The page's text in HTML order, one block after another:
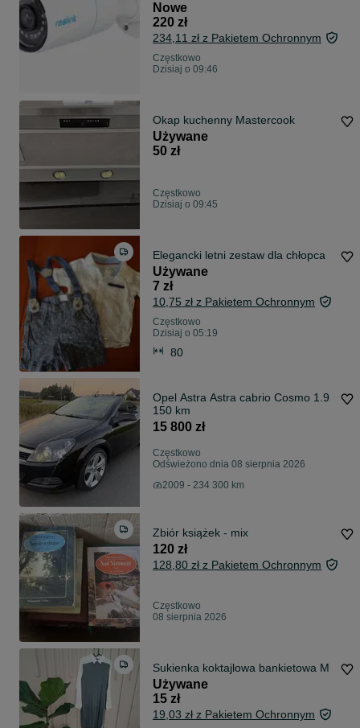
Nowe
220 zł
234,11 zł z Pakietem Ochronnym
Częstkowo
Dzisiaj o 09:46
Okap kuchenny Mastercook
Używane
50 zł
Częstkowo
Dzisiaj o 09:45
Elegancki letni zestaw dla chłopca
Używane
7 zł
10,75 zł z Pakietem Ochronnym
Częstkowo
Dzisiaj o 05:19
80
Opel Astra Astra cabrio Cosmo 1.9
150 km
15 800 zł
Częstkowo
Odświeżono dnia 08 sierpnia 2026
2009 - 234 300 km
Zbiór książek - mix
120 zł
128,80 zł z Pakietem Ochronnym
Częstkowo
08 sierpnia 2026
Sukienka koktajlowa bankietowa M
Używane
15 zł
19,03 zł z Pakietem Ochronnym